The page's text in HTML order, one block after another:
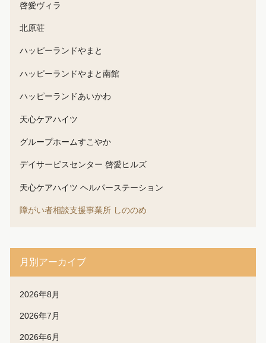
啓愛ヴィラ
北原荘
ハッピーランドやまと
ハッピーランドやまと南館
ハッピーランドあいかわ
天心ケアハイツ
グループホームすこやか
デイサービスセンター 啓愛ヒルズ
天心ケアハイツ ヘルパーステーション
障がい者相談支援事業所 しののめ
月別アーカイブ
2026年8月
2026年7月
2026年6月